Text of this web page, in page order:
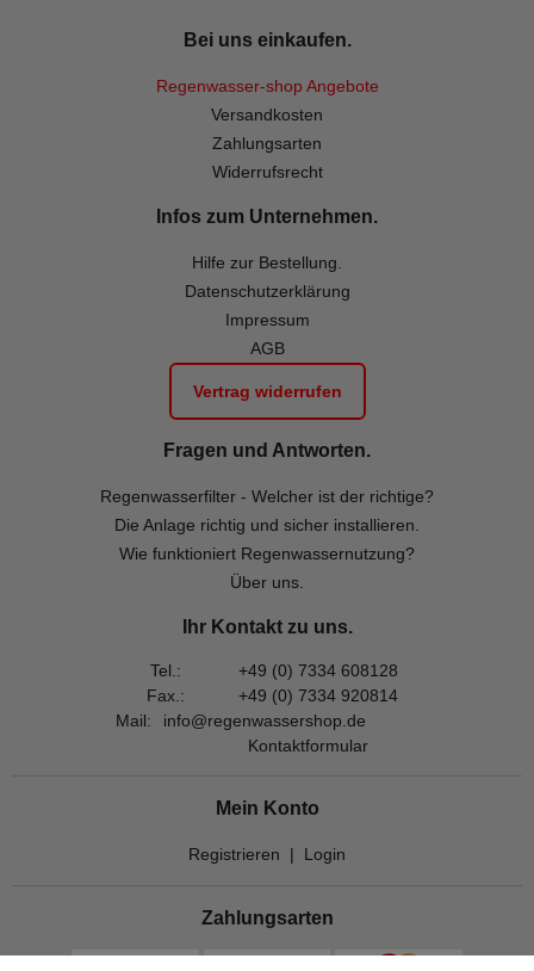
Bei uns einkaufen.
Regenwasser-shop Angebote
Versandkosten
Zahlungsarten
Widerrufsrecht
Infos zum Unternehmen.
Hilfe zur Bestellung.
Datenschutzerklärung
Impressum
AGB
Vertrag widerrufen
Fragen und Antworten.
Regenwasserfilter - Welcher ist der richtige?
Die Anlage richtig und sicher installieren.
Wie funktioniert Regenwassernutzung?
Über uns.
Ihr Kontakt zu uns.
Tel.:
+49 (0) 7334 608128
Fax.:
+49 (0) 7334 920814
Mail:
info@regenwassershop.de
Kontaktformular
Mein Konto
Registrieren | Login
Zahlungsarten